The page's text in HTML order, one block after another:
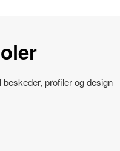
profiler og design